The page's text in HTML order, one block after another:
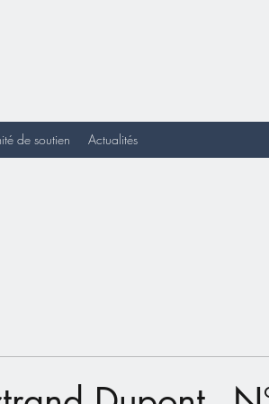
de soutien Actualités